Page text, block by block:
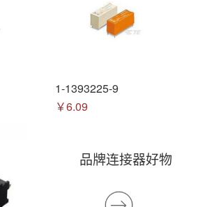
1-1393225-9
￥6.09
品牌连接器好物